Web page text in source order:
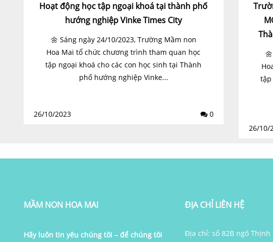
Hoạt động học tập ngoại khoá tại thành phố
hướng nghiệp Vinke Times City
🌼 Sáng ngày 24/10/2023, Trường Mầm non
Hoa Mai tổ chức chương trình tham quan học
tập ngoại khoá cho các con học sinh tại Thành
phố hướng nghiệp Vinke...
26/10/2023 0
tập
26/10/
MẦM NON HOA MAI
Hãy luôn tin yêu chúng tôi – để chúng tôi
ĐỊA CHỈ LIÊN HỆ
Địa chỉ: số 82B ngõ Thịnh